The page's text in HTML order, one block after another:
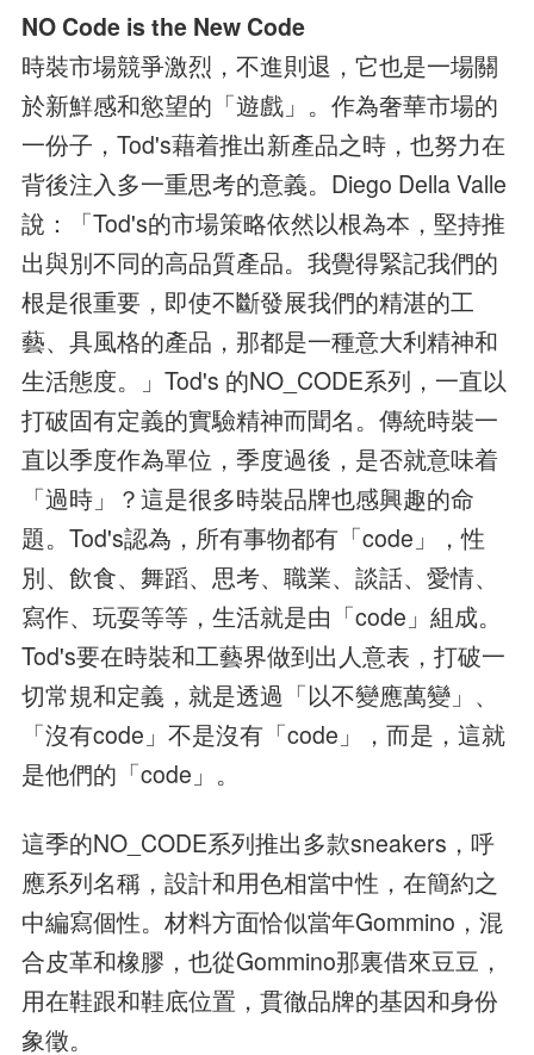
NO Code is the New Code
時裝市場競爭激烈，不進則退，它也是一場關
於新鮮感和慾望的「遊戲」。作為奢華市場的
一份子，Tod's藉着推出新產品之時，也努力在
背後注入多一重思考的意義。Diego Della Valle
說：「Tod's的市場策略依然以根為本，堅持推
出與別不同的高品質產品。我覺得緊記我們的
根是很重要，即使不斷發展我們的精湛的工
藝、具風格的產品，那都是一種意大利精神和
生活態度。」Tod's 的NO_CODE系列，一直以
打破固有定義的實驗精神而聞名。傳統時裝一
直以季度作為單位，季度過後，是否就意味着
「過時」？這是很多時裝品牌也感興趣的命
題。Tod's認為，所有事物都有「code」，性
別、飲食、舞蹈、思考、職業、談話、愛情、
寫作、玩耍等等，生活就是由「code」組成。
Tod's要在時裝和工藝界做到出人意表，打破一
切常規和定義，就是透過「以不變應萬變」、
「沒有code」不是沒有「code」，而是，這就
是他們的「code」。
這季的NO_CODE系列推出多款sneakers，呼
應系列名稱，設計和用色相當中性，在簡約之
中編寫個性。材料方面恰似當年Gommino，混
合皮革和橡膠，也從Gommino那裏借來豆豆，
用在鞋跟和鞋底位置，貫徹品牌的基因和身份
象徵。